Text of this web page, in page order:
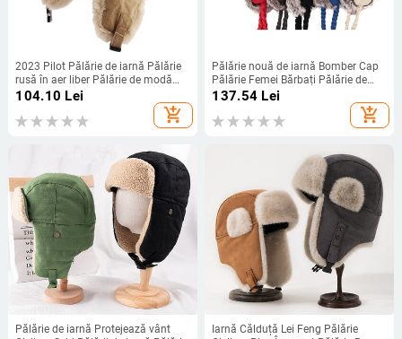
2023 Pilot Pălărie de iarnă Pălărie
rusă în aer liber Pălărie de modă
pentru femei 방한모자 Labeling
Pilot Bărbați шапка ушанка Warm
Bomber Trapper Ushanka
104.10 Lei
add_shopping_cart
Pălărie nouă de iarnă Bomber Cap
Pălărie Femei Bărbați Pălărie de
zăpadă caldă cu pompon de blană
Rezistent la vânt tricotat Urechile
Trapper Fată în aer liber Cadou
137.54 Lei
add_shopping_cart
Pălărie de iarnă Protejează vânt
Iarnă Călduță Lei Feng Pălărie